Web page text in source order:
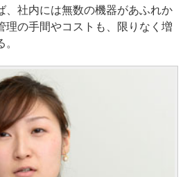
、社内には無数の機器があふれか
理の手間やコストも、限りなく増